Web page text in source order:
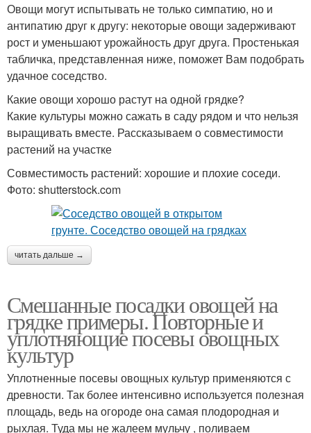
Овощи могут испытывать не только симпатию, но и
антипатию друг к другу: некоторые овощи задерживают
рост и уменьшают урожайность друг друга. Простенькая
табличка, представленная ниже, поможет Вам подобрать
удачное соседство.
Какие овощи хорошо растут на одной грядке?
Какие культуры можно сажать в саду рядом и что нельзя
выращивать вместе. Рассказываем о совместимости
растений на участке
Совместимость растений: хорошие и плохие соседи.
Фото: shutterstock.com
читать дальше →
Смешанные посадки овощей на
грядке примеры. Повторные и
уплотняющие посевы овощных
культур
Уплотненные посевы овощных культур применяются с
древности. Так более интенсивно используется полезная
площадь, ведь на огороде она самая плодородная и
рыхлая. Туда мы не жалеем мульчу , поливаем